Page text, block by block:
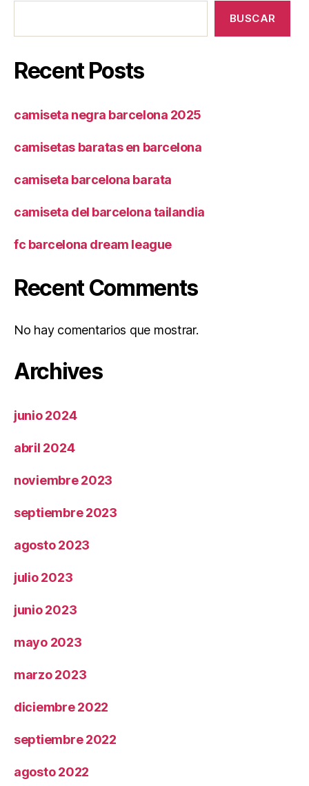
BUSCAR
Recent Posts
camiseta negra barcelona 2025
camisetas baratas en barcelona
camiseta barcelona barata
camiseta del barcelona tailandia
fc barcelona dream league
Recent Comments
No hay comentarios que mostrar.
Archives
junio 2024
abril 2024
noviembre 2023
septiembre 2023
agosto 2023
julio 2023
junio 2023
mayo 2023
marzo 2023
diciembre 2022
septiembre 2022
agosto 2022